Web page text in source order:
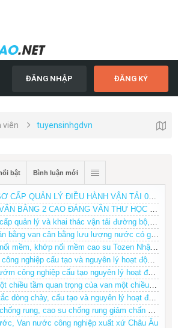
ĐĂNG NHẬP ĐĂNG KÝ
viên tuyensinhgdvn
bật Bình luận mới
CHỨNG CHỈ SƠ CẤP QUẢN LÝ ĐIỀU HÀNH VẬN TẢI 0979868612
LIÊN THÔNG VĂN BẰNG 2 CAO ĐẲNG VĂN THƯ HỌC NGOÀI GIỜ HÀNH CHÍNH
Chứng chỉ sơ cấp quản lý và khai thác vận tải đường bộ, Sơ cấp chuyên ngành Vận tải
Báo giá Van cân bằng van cân bằng lưu lượng nước có giá phải chăng
Báo giá Khớp nối mềm, khớp nối mềm cao su Tozen Nhật Bản
Báo giá Van bi công nghiệp cấu tạo và nguyên lý hoạt động của Van bi tay gạt
Báo giá Van bướm công nghiệp cấu tạo nguyên lý hoạt động của van bướm
Báo giá Van một chiều tầm quan trọng của van một chiều tổng quoát về van một chiều
Báo giá Công tắc dòng chảy, cấu tạo và nguyên lý hoạt động của công tắc dòng chảy
Báo giá Lò xo chống rung, cao su chống rung giảm chấn Tozen Nhật Bản
Van nước công nghiệp xuất xứ Châu Âu